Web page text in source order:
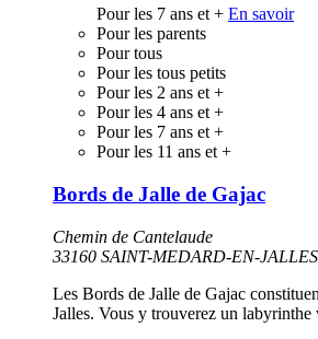
Pour les 7 ans et + En savoir
Pour les parents
Pour tous
Pour les tous petits
Pour les 2 ans et +
Pour les 4 ans et +
Pour les 7 ans et +
Pour les 11 ans et +
Bords de Jalle de Gajac
Chemin de Cantelaude
33160 SAINT-MEDARD-EN-JALLES
Les Bords de Jalle de Gajac
Jalles. Vous y trouverez un labyrinthe